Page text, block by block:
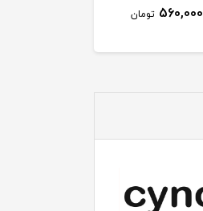
560,000 تومان